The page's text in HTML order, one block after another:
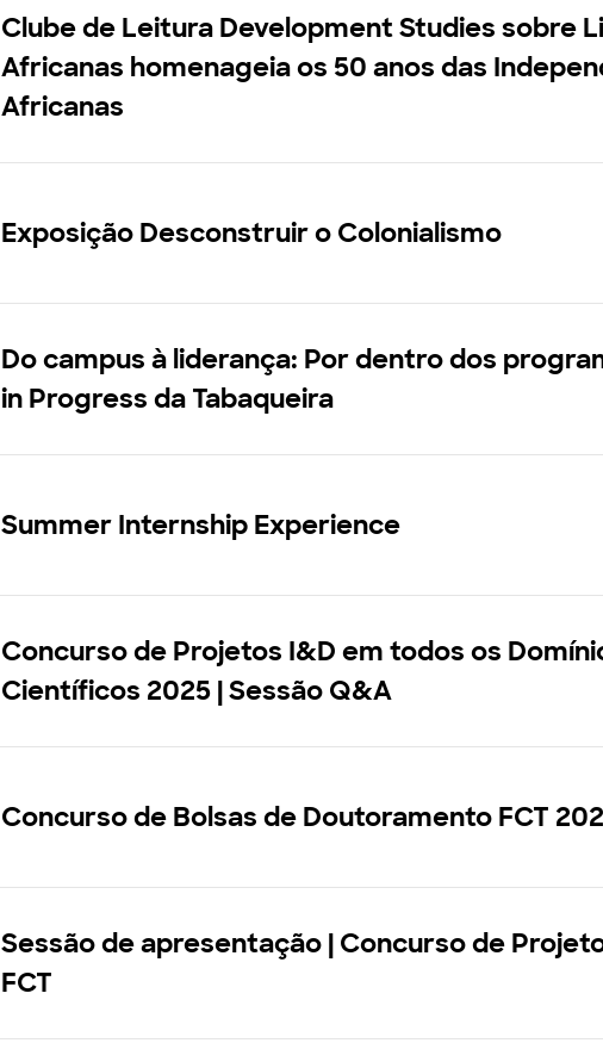
Clube de Leitura Development Studies sobre
Africanas homenageia os 50 anos das
Africanas
Exposição Desconstruir o Colonialismo
Do campus à liderança: Por dentro dos
in Progress da Tabaqueira
Summer Internship Experience
Concurso de Projetos I&D em todos os
Científicos 2025 | Sessão Q&A
Concurso de Bolsas de Doutoramento FCT
Sessão de apresentação | Concurso de
FCT